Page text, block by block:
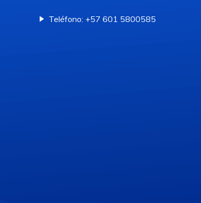
Teléfono: +57 601 5800585